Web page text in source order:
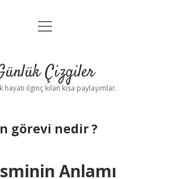
Anasayfa
Yasal Uyarı
menüyü
Çizgiler
hayatı ilginç kılan kısa paylaşımlar.
görevi nedir ?
Anlamı